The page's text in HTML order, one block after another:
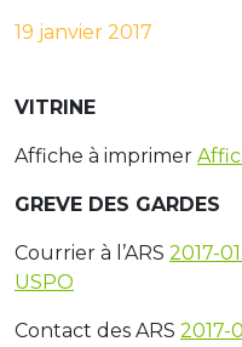
19 janvier 2017
VITRINE
Affiche à imprimer
GREVE DES GARDES
Courrier à l’ARS 2017-
USPO
Contact des ARS 2017-